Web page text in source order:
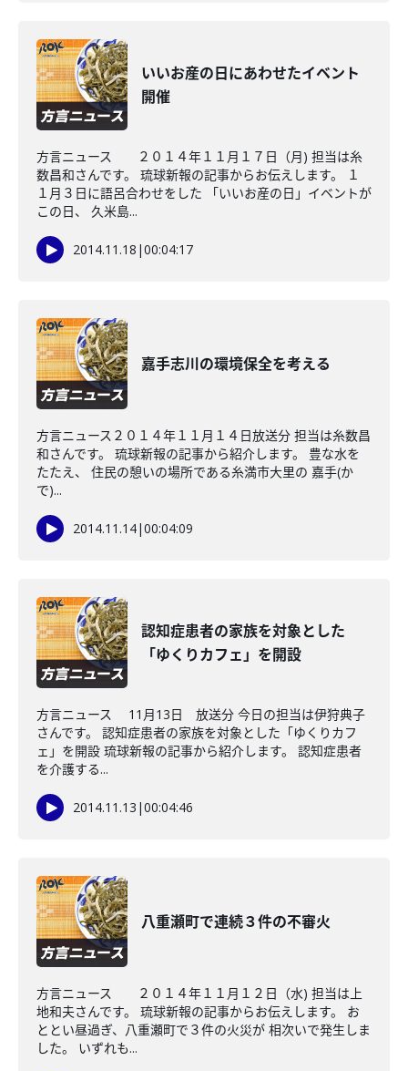
いいお産の日にあわせたイベント
開催
方言ニュース ２０１４年１１月１７日（月) 担当は糸
数昌和さんです。 琉球新報の記事からお伝えします。 １
１月３日に語呂合わせをした 「いいお産の日」イベントが
この日、 久米島...
2014.11.18 |00:04:17
嘉手志川の環境保全を考える
方言ニュース２０１４年１１月１４日放送分 担当は糸数昌
和さんです。 琉球新報の記事から紹介します。 豊な水を
たたえ、 住民の憩いの場所である糸満市大里の 嘉手(か
で)...
2014.11.14|00:04:09
認知症患者の家族を対象とした
「ゆくりカフェ」を開設
方言ニュース 11月13日 放送分 今日の担当は伊狩典子
さんです。 認知症患者の家族を対象とした「ゆくりカフ
ェ」を開設 琉球新報の記事から紹介します。 認知症患者
を介護する...
2014.11.13 |00:04:46
八重瀬町で連続３件の不審火
方言ニュース ２０１４年１１月１２日（水) 担当は上
地和夫さんです。 琉球新報の記事からお伝えします。 お
ととい昼過ぎ、八重瀬町で３件の火災が 相次いで発生しま
した。 いずれも...